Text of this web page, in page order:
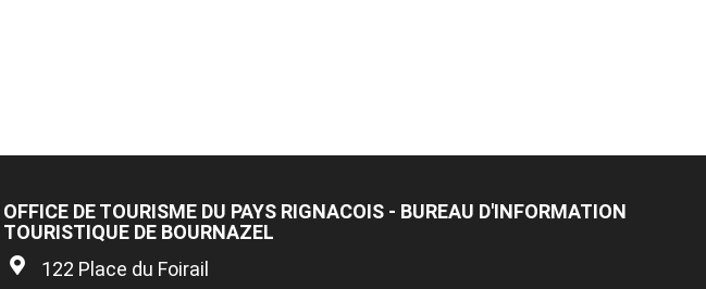
OFFICE DE TOURISME DU PAYS RIGNACOIS - BUREAU D'INFORMATION
TOURISTIQUE DE BOURNAZEL
122 Place du Foirail